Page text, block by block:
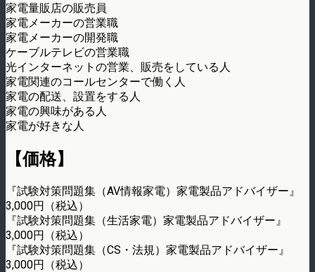
家電量販店の販売員
家電メーカーの営業職
家電メーカーの開発職
ケーブルテレビの営業職
光インターネットの営業、販売をしている人
家電関連のコールセンターで働く人
家電の配送、設置をする人
家電の興味がある人
家電が好きな人
【価格】
『試験対策問題集（AV情報家電）家電製品アドバイザー』
3,000円（税込）
『試験対策問題集（生活家電）家電製品アドバイザー』
3,000円（税込）
『試験対策問題集（CS・法規）家電製品アドバイザー』
3,000円（税込）